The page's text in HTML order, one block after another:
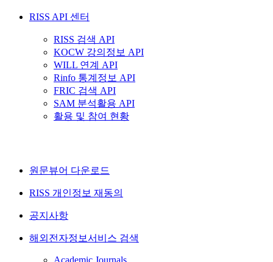
RISS API 센터
RISS 검색 API
KOCW 강의정보 API
WILL 연계 API
Rinfo 통계정보 API
FRIC 검색 API
SAM 분석활용 API
활용 및 참여 현황
원문뷰어 다운로드
RISS 개인정보 재동의
공지사항
해외전자정보서비스 검색
Academic Journals